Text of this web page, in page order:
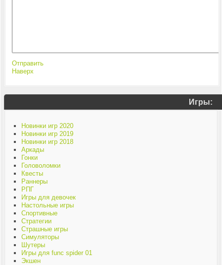
Отправить
Наверх
Игры:
Новинки игр 2020
Новинки игр 2019
Новинки игр 2018
Аркады
Гонки
Головоломки
Квесты
Раннеры
РПГ
Игры для девочек
Настольные игры
Спортивные
Стратегии
Страшные игры
Симуляторы
Шутеры
Игры для func spider 01
Экшен